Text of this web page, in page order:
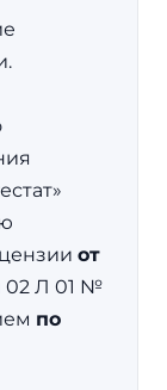
от
02 Л 01 №
по